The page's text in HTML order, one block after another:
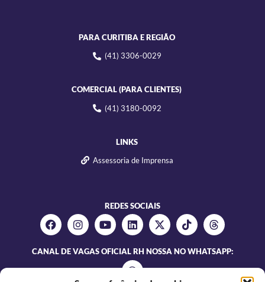
PARA CURITIBA E REGIÃO
(41) 3306-0029
COMERCIAL (PARA CLIENTES)
(41) 3180-0092
LINKS
Assessoria de Imprensa
REDES SOCIAIS
CANAL DE VAGAS OFICIAL RH NOSSA NO WHATSAPP: